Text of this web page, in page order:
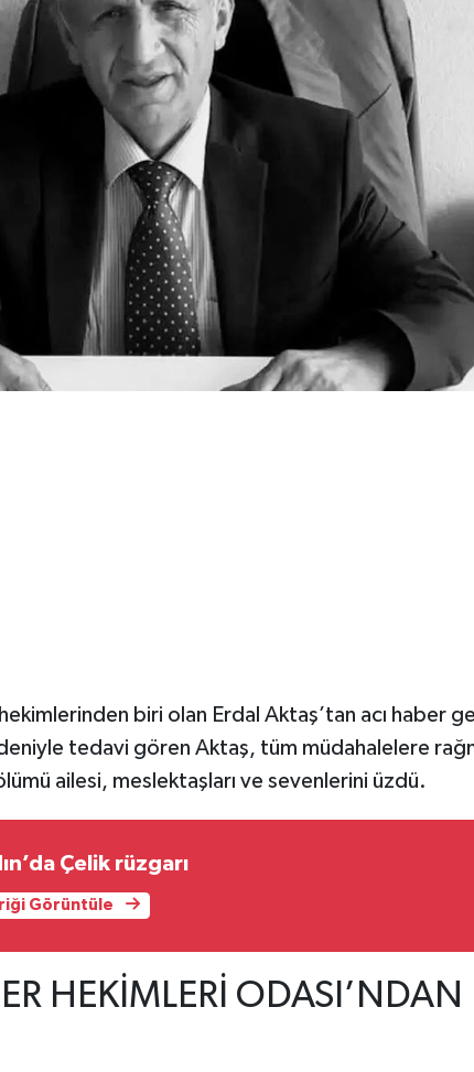
hekimlerinden biri olan Erdal Aktaş’tan acı haber
tedavi gören Aktaş, tüm müdahalelere
ailesi, meslektaşları ve sevenlerini üzdü.
Çelik rüzgarı
Görüntüle
HEKİMLERİ ODASI’NDAN